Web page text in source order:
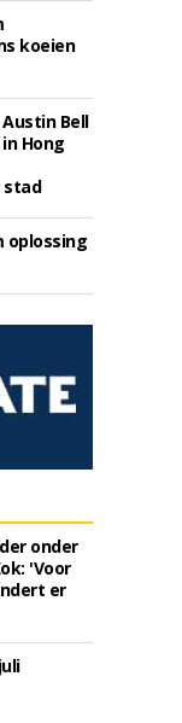
koeien
Bell
Hong
stad
oplossing
onder
'Voor
er